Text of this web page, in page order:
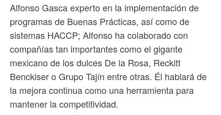
Alfonso Gasca experto en la implementación de
programas de Buenas Prácticas, así como de
sistemas HACCP; Alfonso ha colaborado con
compañías tan importantes como el gigante
mexicano de los dulces De la Rosa, Reckitt
Benckiser o Grupo Tajín entre otras. Él hablará de
la mejora continua como una herramienta para
mantener la competitividad.